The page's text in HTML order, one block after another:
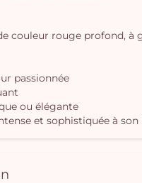
couleur rouge profond, à
passionnée
ou élégante
et sophistiquée à